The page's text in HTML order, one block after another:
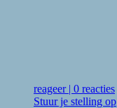
reageer| 0 reacties
Stuur je stelling op